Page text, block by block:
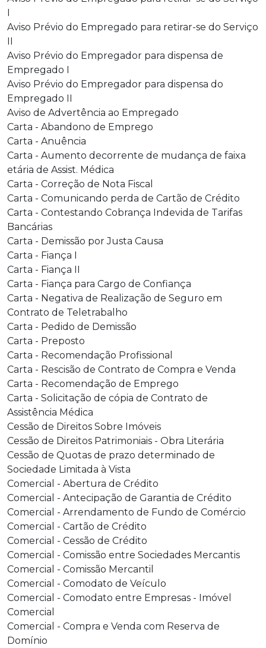
I
Aviso Prévio do Empregado para retirar-se do Serviço
II
Aviso Prévio do Empregador para dispensa de
Empregado I
Aviso Prévio do Empregador para dispensa do
Empregado II
Aviso de Advertência ao Empregado
Carta - Abandono de Emprego
Carta - Anuência
Carta - Aumento decorrente de mudança de faixa
etária de Assist. Médica
Carta - Correção de Nota Fiscal
Carta - Comunicando perda de Cartão de Crédito
Carta - Contestando Cobrança Indevida de Tarifas
Bancárias
Carta - Demissão por Justa Causa
Carta - Fiança I
Carta - Fiança II
Carta - Fiança para Cargo de Confiança
Carta - Negativa de Realização de Seguro em
Contrato de Teletrabalho
Carta - Pedido de Demissão
Carta - Preposto
Carta - Recomendação Profissional
Carta - Rescisão de Contrato de Compra e Venda
Carta - Recomendação de Emprego
Carta - Solicitação de cópia de Contrato de
Assistência Médica
Cessão de Direitos Sobre Imóveis
Cessão de Direitos Patrimoniais - Obra Literária
Cessão de Quotas de prazo determinado de
Sociedade Limitada à Vista
Comercial - Abertura de Crédito
Comercial - Antecipação de Garantia de Crédito
Comercial - Arrendamento de Fundo de Comércio
Comercial - Cartão de Crédito
Comercial - Cessão de Crédito
Comercial - Comissão entre Sociedades Mercantis
Comercial - Comissão Mercantil
Comercial - Comodato de Veículo
Comercial - Comodato entre Empresas - Imóvel
Comercial
Comercial - Compra e Venda com Reserva de
Domínio